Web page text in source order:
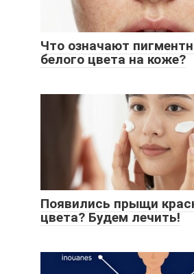
Что означают
белого цвета на коже?
Появились прыщи
цвета? Будем лечить!